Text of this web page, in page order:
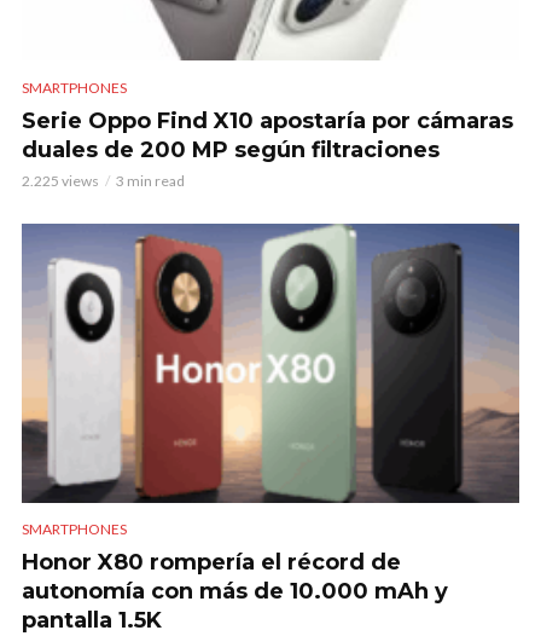
SMARTPHONES
Serie Oppo Find X10 apostaría por cámaras
duales de 200 MP según filtraciones
2.225 views 3 min read
SMARTPHONES
Honor X80 rompería el récord de
autonomía con más de 10.000 mAh y
pantalla 1.5K